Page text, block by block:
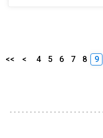
<< < 4 5 6 7 8 9